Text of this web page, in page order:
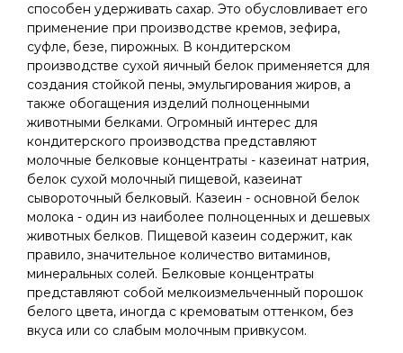
способен удерживать сахар. Это обусловливает его
применение при производстве кремов, зефира,
суфле, безе, пирожных. В кондитерском
производстве сухой яичный белок применяется для
создания стойкой пены, эмульгирования жиров, а
также обогащения изделий полноценными
животными белками. Огромный интерес для
кондитерского производства представляют
молочные белковые концентраты - казеинат натрия,
белок сухой молочный пищевой, казеинат
сывороточный белковый. Казеин - основной белок
молока - один из наиболее полноценных и дешевых
животных белков. Пищевой казеин содержит, как
правило, значительное количество витаминов,
минеральных солей. Белковые концентраты
представляют собой мелкоизмельченный порошок
белого цвета, иногда с кремоватым оттенком, без
вкуса или со слабым молочным привкусом.